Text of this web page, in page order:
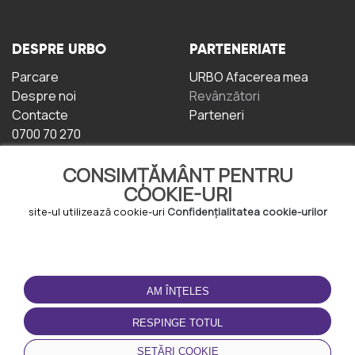
CONSIMȚĂMÂNT PENTRU
COOKIE-URI
site-ul utilizează cookie-uri Confidențialitatea cookie-urilor
AM ÎNŢELES
RESPINGE TOTUL
SETĂRI COOKIE
DESPRE URBO
Parcare
Despre noi
Contacte
0700 70 270
PARTENERIATE
URBO Afacerea mea
Revânzători
Parteneri
TERMENI DE UTILIZARE
Termeni și condiții
Politica de
Confidențialitate
Politica de cookie-uri
DESCĂRCAȚI
APLICAȚIA